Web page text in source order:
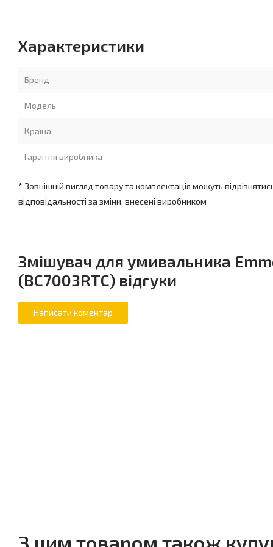
Характеристики
Бренд
Модель
Країна
Гарантія виробника
* Зовнішній вигляд товару та комплектація можуть
відповідальності за зміни, внесені виробником
Змішувач для умивальника
(BC7003RTC) відгуки
З цим товаром також